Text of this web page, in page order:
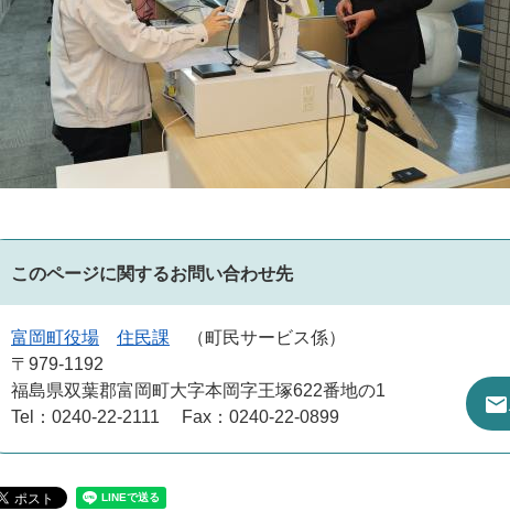
このページに関するお問い合わせ先
富岡町役場 住民課
町民サービス係
〒979-1192
福島県双葉郡富岡町大字本岡字王塚622番地の1
Tel：0240-22-2111
Fax：0240-22-0899